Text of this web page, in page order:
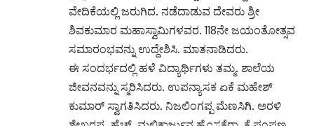
ವೇದಿಕೆಯಲ್ಲಿ ಜರುಗಿದ. ನಡೆದಾಡುವ ದೇವರು ಶ್ರೀ
ಶಿವಕುಮಾರ ಮಹಾಸ್ವಾಮಿಗಳವರ. 118ನೇ ಜಯಂತೋತ್ಸವ
ಸಮಾರಂಭವನ್ನು ಉದ್ದೇಶಿಸಿ. ಮಾತನಾಡಿದರು.
ಈ ಸಂದರ್ಭದಲ್ಲಿ ಹಳೆ ವಿದ್ಯಾರ್ಥಿಗಳು ತಮ್ಮ. ಶಾಲೆಯ
ಜೀವನವನ್ನು ಸ್ಮರಿಸಿದರು. ಉಪನ್ಯಾಸಕ ಏಕೆ ಮಹೇಶ್
ಕುಮಾರ್ ಸ್ವಾಗತಿಸಿದರು. ನಿಜಲಿಂಗಪ್ಪ ಮೆಣಸಿಗಿ. ಅರಳಿ